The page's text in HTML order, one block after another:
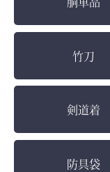
竹刀
剣道着
防具袋